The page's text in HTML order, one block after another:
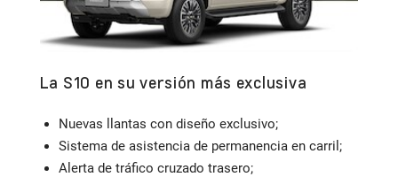
La S10 en su versión más exclusiva
Nuevas llantas con diseño exclusivo;
Sistema de asistencia de permanencia en carril;
Alerta de tráfico cruzado trasero;